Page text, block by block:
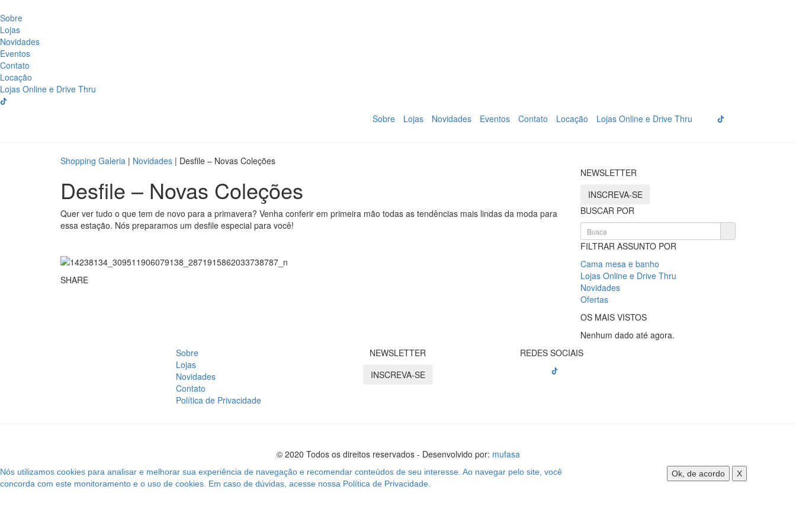
Sobre
Lojas
Novidades
Eventos
Contato
Locação
Lojas Online e Drive Thru
Sobre Lojas Novidades Eventos Contato Locação Lojas Online e Drive Thru
Shopping Galeria | Novidades | Desfile – Novas Coleções
Desfile – Novas Coleções
Quer ver tudo o que tem de novo para a primavera? Venha conferir em primeira mão todas as tendências mais lindas da moda para
essa estação. Nós preparamos um desfile especial para você!
SHARE
NEWSLETTER
INSCREVA-SE
BUSCAR POR
FILTRAR ASSUNTO POR
Cama mesa e banho
Lojas Online e Drive Thru
Novidades
Ofertas
OS MAIS VISTOS
Nenhum dado até agora.
Sobre
Lojas
Novidades
Contato
Política de Privacidade
NEWSLETTER
INSCREVA-SE
REDES SOCIAIS
© 2020 Todos os direitos reservados - Desenvolvido por: mufasa
Nós utilizamos cookies para analisar e melhorar sua experiência de navegação e recomendar conteúdos de seu interesse. Ao navegar pelo site, você
concorda com este monitoramento e o uso de cookies. Em caso de dúvidas, acesse nossa Política de Privacidade.
Ok, de acordo X